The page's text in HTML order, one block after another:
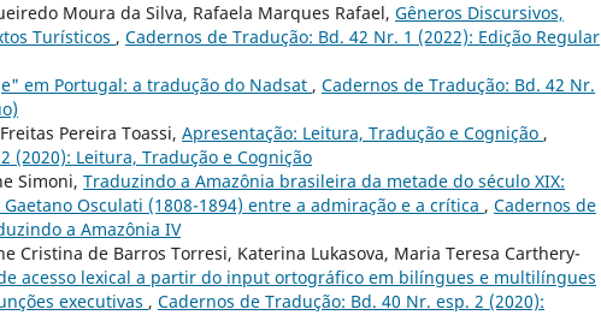
Moura da Silva, Rafaela Marques Rafael, Gêneros Discursivos,
Turísticos , Cadernos de Tradução: Bd. 42 Nr. 1 (2022): Edição Regular
em Portugal: a tradução do Nadsat , Cadernos de Tradução: Bd. 42 Nr.
Pereira Toassi, Apresentação: Leitura, Tradução e Cognição ,
(2020): Leitura, Tradução e Cognição
Simoni, Traduzindo a Amazônia brasileira da metade do século XIX:
Osculati (1808-1894) entre a admiração e a crítica , Cadernos de
a Amazônia IV
Cristina de Barros Torresi, Katerina Lukasova, Maria Teresa Carthery-
acesso lexical a partir do input ortográfico em bilíngues e multilíngues
executivas , Cadernos de Tradução: Bd. 40 Nr. esp. 2 (2020):